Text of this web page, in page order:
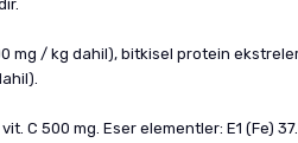
mg / kg dahil), bitkisel protein
C 500 mg. Eser elementler: E1 (Fe)